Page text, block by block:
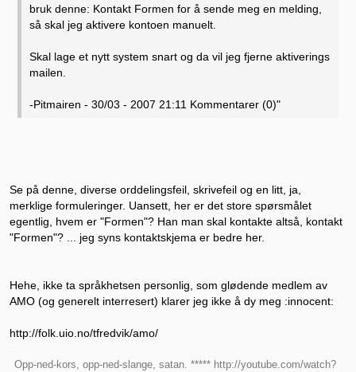
bruk denne: Kontakt Formen for å sende meg en melding,
så skal jeg aktivere kontoen manuelt.
Skal lage et nytt system snart og da vil jeg fjerne aktiverings
mailen.
-Pitmairen - 30/03 - 2007 21:11 Kommentarer (0)"
Se på denne, diverse orddelingsfeil, skrivefeil og en litt, ja,
merklige formuleringer. Uansett, her er det store spørsmålet
egentlig, hvem er "Formen"? Han man skal kontakte altså, kontakt
"Formen"? ... jeg syns kontaktskjema er bedre her.
Hehe, ikke ta språkhetsen personlig, som glødende medlem av
AMO (og generelt interresert) klarer jeg ikke å dy meg :innocent:
http://folk.uio.no/tfredvik/amo/
Opp-ned-kors, opp-ned-slange, satan. ***** http://youtube.com/watch?